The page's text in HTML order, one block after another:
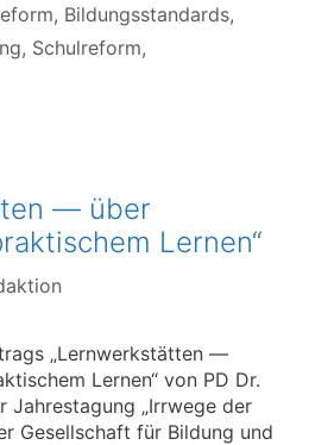
, Bildungsstandards,
, Schulreform,
— über
Lernen“
„Lernwerkstätten —
Lernen“ von PD Dr.
Jahrestagung „Irrwege der
Gesellschaft für Bildung und